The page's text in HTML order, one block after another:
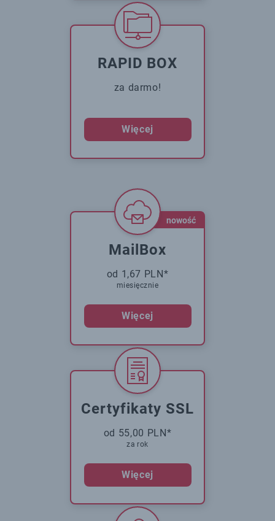
RAPID BOX
za darmo!
Więcej
nowość
MailBox
od 1,67 PLN*
miesięcznie
Więcej
Certyfikaty SSL
od 55,00 PLN*
za rok
Więcej